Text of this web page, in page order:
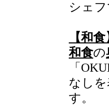
シェフ
【和食
和食の
「
なし
す。